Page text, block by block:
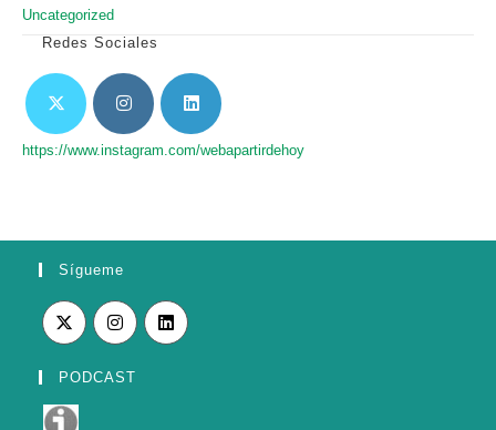
Uncategorized
Redes Sociales
https://www.instagram.com/webapartirdehoy
Sígueme
PODCAST